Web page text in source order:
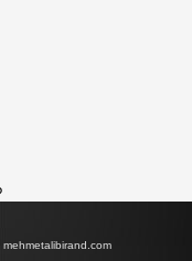
mehmetalibirand.com